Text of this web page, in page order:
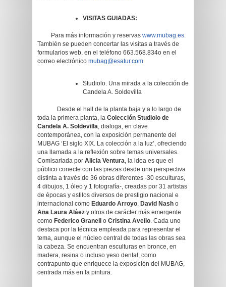
VISITAS GUIADAS:
Para más información y reservas www.mubag.es.
También se pueden concertar las visitas a través de
formularios web, en el teléfono 663.568.834o en el
correo electrónico mubag@esatur.com
Studiolo. Una mirada a la colección de
Candela A. Soldevilla
Desde el hall de la planta baja y a lo largo de
toda la primera planta, la Colección Studiolo de
Candela A. Soldevilla, dialoga, en clave
contemporánea, con la exposición permanente del
MUBAG ‘El siglo XIX. La colección a la luz’, ofreciendo
una llamada a la reflexión sobre temas universales.
Comisariada por Alicia Ventura, la idea es que el
público conecte con las piezas desde una perspectiva
distinta a través de 36 obras diferentes -30 esculturas,
4 dibujos, 1 óleo y 1 fotografía-, creadas por 31 artistas
de épocas y estilos diversos de prestigio nacional e
internacional como Eduardo Arroyo, David Nash o
Ana Laura Aláez y otros de carácter más emergente
como Federico Granell o Cristina Avello. Cada uno
destaca por la técnica empleada para representar el
tema, aunque el núcleo central de todas las obras sea
la cabeza. Se encuentran esculturas en bronce, en
madera, resina o incluso yeso dental, como
contrapunto que enriquece la exposición del MUBAG,
centrada más en la pintura.